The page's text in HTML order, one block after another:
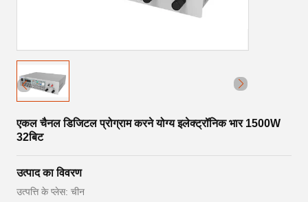
एकल चैनल डिजिटल प्रोग्राम करने योग्य इलेक्ट्रॉनिक भार 1500W
32बिट
उत्पाद का विवरण
उत्पत्ति के प्लेस: चीन